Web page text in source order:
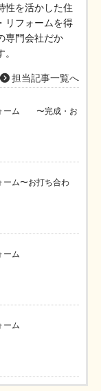
性を活かした住
リフォームを得
専門会社だか
担当記事一覧へ
ーム 〜完成・お
ム〜お打ち合わ
ーム
ーム